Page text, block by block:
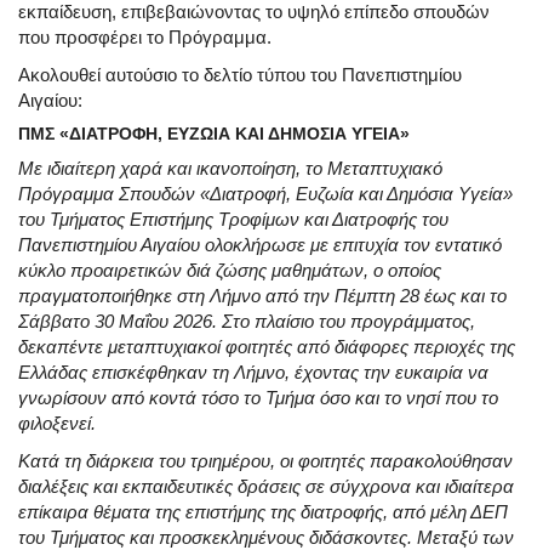
εκπαίδευση, επιβεβαιώνοντας το υψηλό επίπεδο σπουδών
που προσφέρει το Πρόγραμμα.
Ακολουθεί αυτούσιο το δελτίο τύπου του Πανεπιστημίου
Αιγαίου:
ΠΜΣ «ΔΙΑΤΡΟΦΗ, ΕΥΖΩΙΑ ΚΑΙ ΔΗΜΟΣΙΑ ΥΓΕΙΑ»
Με ιδιαίτερη χαρά και ικανοποίηση, το Μεταπτυχιακό
Πρόγραμμα Σπουδών «Διατροφή, Ευζωία και Δημόσια Υγεία»
του Τμήματος Επιστήμης Τροφίμων και Διατροφής του
Πανεπιστημίου Αιγαίου ολοκλήρωσε με επιτυχία τον εντατικό
κύκλο προαιρετικών διά ζώσης μαθημάτων, ο οποίος
πραγματοποιήθηκε στη Λήμνο από την Πέμπτη 28 έως και το
Σάββατο 30 Μαΐου 2026. Στο πλαίσιο του προγράμματος,
δεκαπέντε μεταπτυχιακοί φοιτητές από διάφορες περιοχές της
Ελλάδας επισκέφθηκαν τη Λήμνο, έχοντας την ευκαιρία να
γνωρίσουν από κοντά τόσο το Τμήμα όσο και το νησί που το
φιλοξενεί.
Κατά τη διάρκεια του τριημέρου, οι φοιτητές παρακολούθησαν
διαλέξεις και εκπαιδευτικές δράσεις σε σύγχρονα και ιδιαίτερα
επίκαιρα θέματα της επιστήμης της διατροφής, από μέλη ΔΕΠ
του Τμήματος και προσκεκλημένους διδάσκοντες. Μεταξύ των